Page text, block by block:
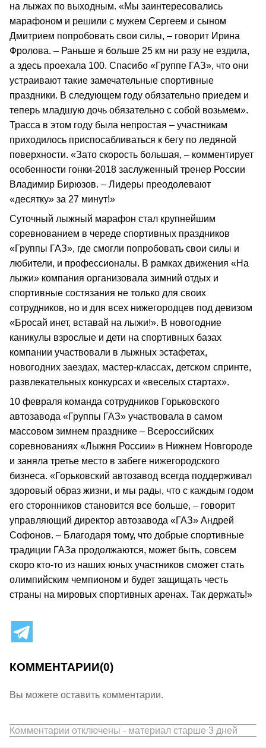
на лыжах по выходным. «Мы заинтересовались
марафоном и решили с мужем Сергеем и сыном
Дмитрием попробовать свои силы, – говорит Ирина
Фролова. – Раньше я больше 25 км ни разу не ездила,
а здесь проехала 100. Спасибо «Группе ГАЗ», что они
устраивают такие замечательные спортивные
праздники. В следующем году обязательно приедем и
теперь младшую дочь обязательно с собой возьмем».
Трасса в этом году была непростая – участникам
приходилось приспосабливаться к бегу по ледяной
поверхности. «Зато скорость большая, – комментирует
особенности гонки-2018 заслуженный тренер России
Владимир Бирюзов. – Лидеры преодолевают
«десятку» за 27 минут!»
Суточный лыжный марафон стал крупнейшим
соревнованием в череде спортивных праздников
«Группы ГАЗ», где смогли попробовать свои силы и
любители, и профессионалы. В рамках движения «На
лыжи» компания организовала зимний отдых и
спортивные состязания не только для своих
сотрудников, но и для всех нижегородцев под девизом
«Бросай инет, вставай на лыжи!». В новогодние
каникулы взрослые и дети на спортивных базах
компании участвовали в лыжных эстафетах,
новогодних заездах, мастер-классах, детском спринте,
развлекательных конкурсах и «веселых стартах».
10 февраля команда сотрудников Горьковского
автозавода «Группы ГАЗ» участвовала в самом
массовом зимнем празднике – Всероссийских
соревнованиях «Лыжня России» в Нижнем Новгороде
и заняла третье место в забеге нижегородского
бизнеса. «Горьковский автозавод всегда поддерживал
здоровый образ жизни, и мы рады, что с каждым годом
его сторонников становится все больше, – говорит
управляющий директор автозавода «ГАЗ» Андрей
Софонов. – Благодаря тому, что добрые спортивные
традиции ГАЗа продолжаются, может быть, совсем
скоро кто-то из наших юных участников сможет стать
олимпийским чемпионом и будет защищать честь
страны на мировых спортивных аренах. Так держать!»
КОММЕНТАРИИ(0)
Вы можете оставить комментарии.
Комментарии отключены - материал старше 3 дней